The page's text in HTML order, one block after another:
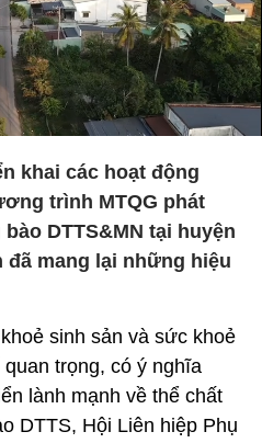
khai các hoạt động
trình MTQG phát
DTTS&MN tại huyện
đã mang lại những hiệu
sinh sản và sức khoẻ
trọng, có ý nghĩa
lành mạnh về thể chất
DTTS, Hội Liên hiệp Phụ